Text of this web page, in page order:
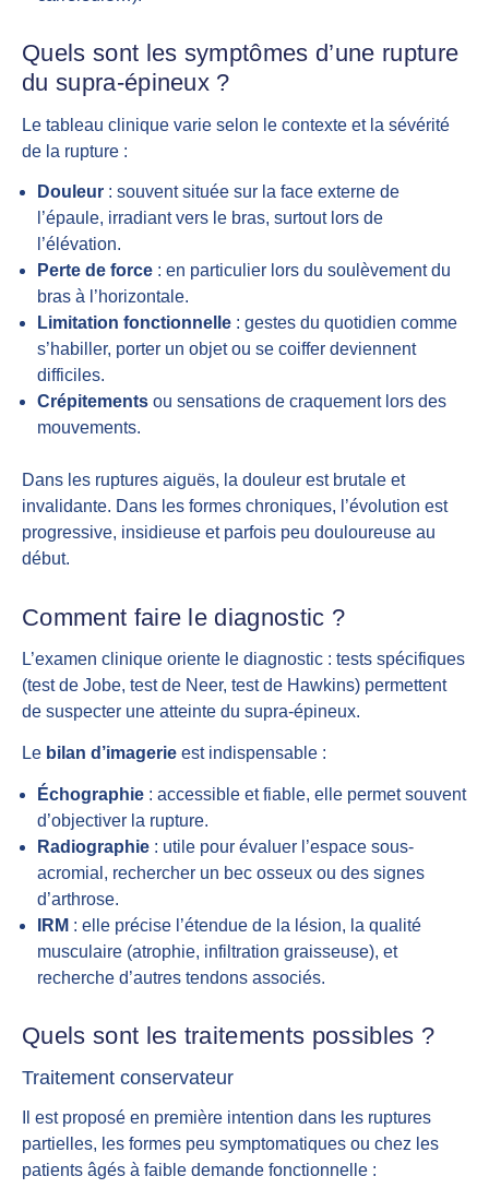
Quels sont les symptômes d’une rupture
du supra-épineux ?
Le tableau clinique varie selon le contexte et la sévérité
de la rupture :
Douleur: souvent située sur la face externe de
l’épaule, irradiant vers le bras, surtout lors de
l’élévation.
Perte de force: en particulier lors du soulèvement du
bras à l’horizontale.
Limitation fonctionnelle: gestes du quotidien comme
s’habiller, porter un objet ou se coiffer deviennent
difficiles.
Crépitementsou sensations de craquement lors des
mouvements.
Dans les ruptures aiguës, la douleur est brutale et
invalidante. Dans les formes chroniques, l’évolution est
progressive, insidieuse et parfois peu douloureuse au
début.
Comment faire le diagnostic ?
L’examen clinique oriente le diagnostic : tests spécifiques
(test de Jobe, test de Neer, test de Hawkins) permettent
de suspecter une atteinte du supra-épineux.
Le bilan d’imagerie est indispensable :
Échographie: accessible et fiable, elle permet souvent
d’objectiver la rupture.
Radiographie: utile pour évaluer l’espace sous-
acromial, rechercher un bec osseux ou des signes
d’arthrose.
IRM : elle précise l’étendue de la lésion, la qualité
musculaire (atrophie, infiltration graisseuse), et
recherche d’autres tendons associés.
Quels sont les traitements possibles ?
Traitement conservateur
Il est proposé en première intention dans les ruptures
partielles, les formes peu symptomatiques ou chez les
patients âgés à faible demande fonctionnelle :